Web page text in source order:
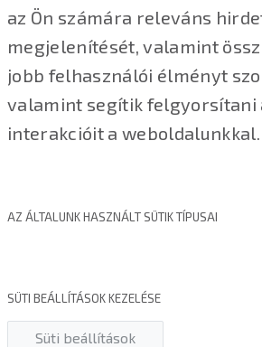
az Ön számára releváns
megjelenítését, valamint
jobb felhasználói élményt
valamint segítik felgyorsítani
interakcióit a weboldalunkkal.
AZ ÁLTALUNK HASZNÁLT SÜTIK TÍPUSAI
SÜTI BEÁLLÍTÁSOK KEZELÉSE
Süti beállítások